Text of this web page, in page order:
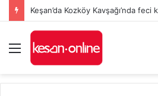
Keşan’da Kozköy Kavşağı’nda feci
Menü